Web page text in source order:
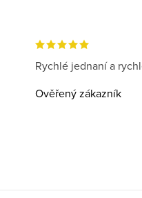
Rychlé jednaní a
Ověřený zákazník